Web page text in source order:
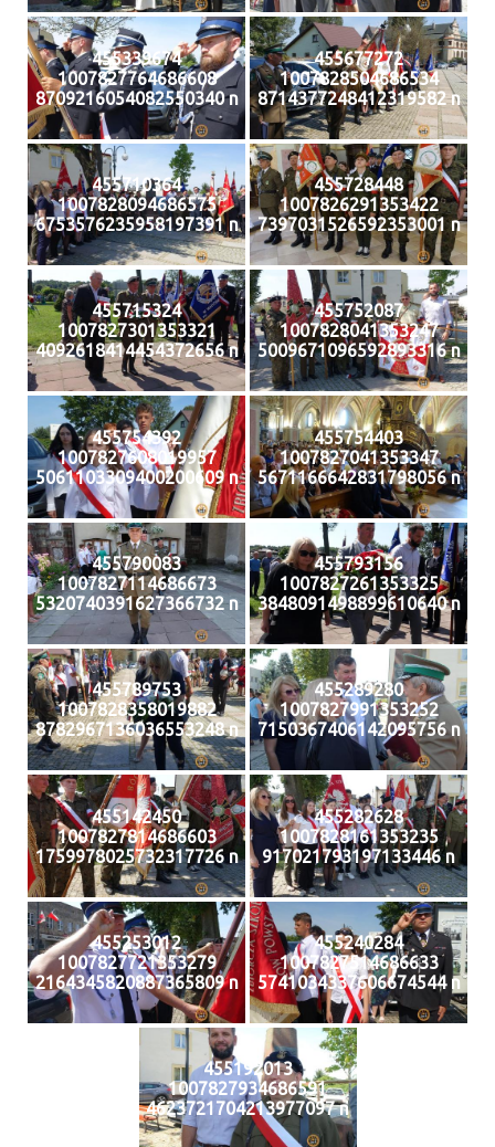
455339674
1007827764686608
8709216054082550340 n
455677272
1007828504686534
8714377248412319582 n
455710364
1007828094686575
6753576235958197391 n
455728448
1007826291353422
7397031526592353001 n
455715324
1007827301353321
4092618414454372656 n
455752087
1007828041353247
5009671096592893316 n
455754392
1007827608019957
5061103309400200609 n
455754403
1007827041353347
5671166642831798056 n
455790083
1007827114686673
5320740391627366732 n
455793156
1007827261353325
3848091498899610640 n
455789753
1007828358019882
8782967136036553248 n
455289280
1007827991353252
7150367406142095756 n
455142450
1007827814686603
1759978025732317726 n
455282628
1007828161353235
917021793197133446 n
455253012
1007827721353279
2164345820887365809 n
455240284
1007827514686633
5741034337606674544 n
455192013
1007827934686591
4623721704213977097 n